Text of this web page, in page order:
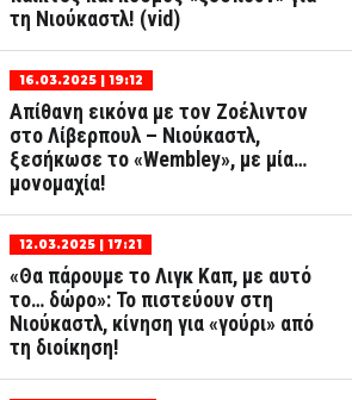
τη Νιούκαστλ! (vid)
16.03.2025 | 19:12
Απίθανη εικόνα με τον Ζοέλιντον
στο Λίβερπουλ – Νιούκαστλ,
ξεσήκωσε το «Wembley», με μία…
μονομαχία!
12.03.2025 | 17:21
«Θα πάρουμε το Λιγκ Καπ, με αυτό
το… δώρο»: Το πιστεύουν στη
Νιούκαστλ, κίνηση για «γούρι» από
τη διοίκηση!